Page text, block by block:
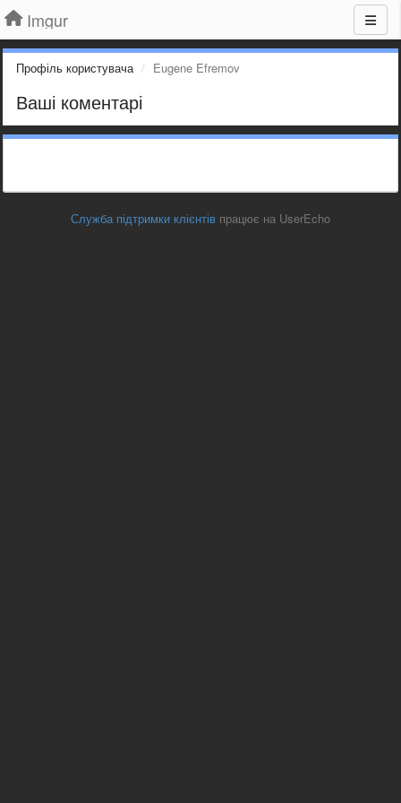
Imgur
Профіль користувача Eugene Efremov
Ваші коментарі
Служба підтримки клієнтів працює на UserEcho